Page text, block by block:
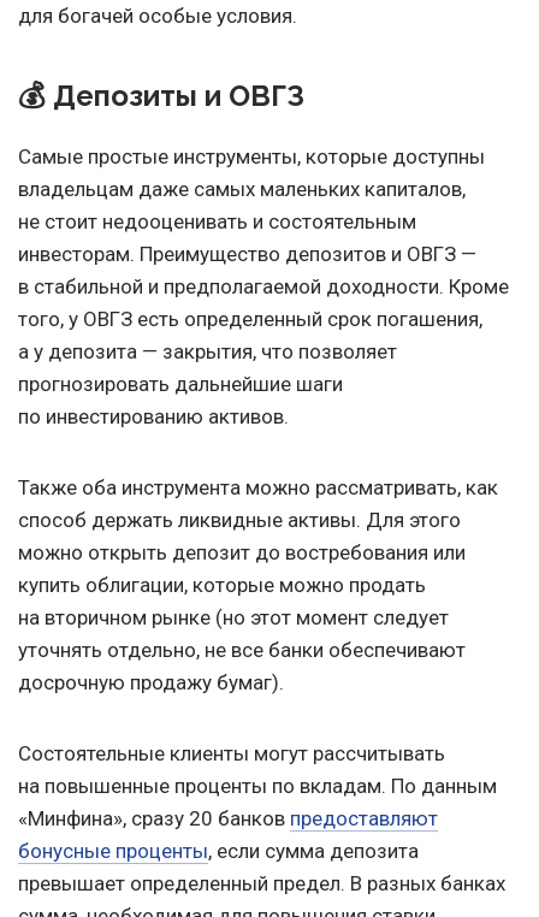
для богачей особые условия.
💰 Депозиты и ОВГЗ
Самые простые инструменты, которые доступны
владельцам даже самых маленьких капиталов,
не стоит недооценивать и состоятельным
инвесторам. Преимущество депозитов и ОВГЗ —
в стабильной и предполагаемой доходности. Кроме
того, у ОВГЗ есть определенный срок погашения,
а у депозита — закрытия, что позволяет
прогнозировать дальнейшие шаги
по инвестированию активов.
Также оба инструмента можно рассматривать, как
способ держать ликвидные активы. Для этого
можно открыть депозит до востребования или
купить облигации, которые можно продать
на вторичном рынке (но этот момент следует
уточнять отдельно, не все банки обеспечивают
досрочную продажу бумаг).
Состоятельные клиенты могут рассчитывать
на повышенные проценты по вкладам. По данным
«Минфина», сразу 20 банков предоставляют
бонусные проценты, если сумма депозита
превышает определенный предел. В разных банках